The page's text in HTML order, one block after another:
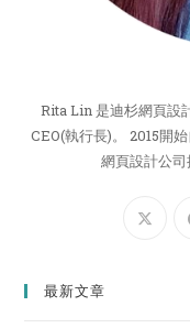
Rita Lin 是迪杉網頁設
CEO(執行長)。 2015開
網頁設計公
最新文章